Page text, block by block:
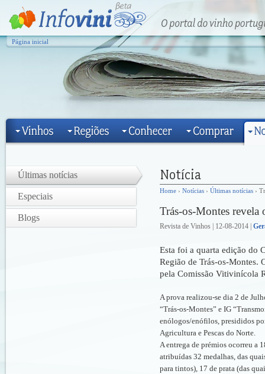
Página inicial
Últimas notícias
Especiais
Blogs
Home › Notícias › Últimas notícias ›
Trás-os-Montes revela
Revista de Vinhos | 12-08-2014 |
Esta foi a quarta edição do
Região de Trás-os-Montes.
pela Comissão Vitivinícola
A prova realizou-se dia 2 de
“Trás-os-Montes” e IG
enólogos/enófilos, presididos
Agricultura e Pescas do Norte.
A entrega de prémios ocorreu a
atribuídas 32 medalhas, das
para tintos), 17 de prata (das